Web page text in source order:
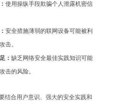
使用操纵手段欺骗个人泄露机密信
安全措施薄弱的联网设备可能被利
击。
： 缺乏网络安全最佳实践知识可能
击的风险。
结合用户意识、强大的安全实践和